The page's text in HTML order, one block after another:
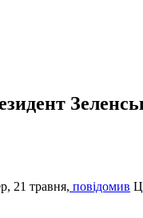
21 травня, повідомив